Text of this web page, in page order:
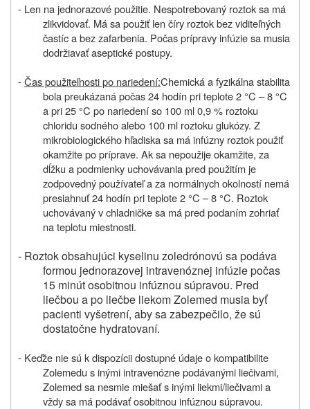
- Len na jednorazové použitie. Nespotrebovaný roztok sa má
zlikvidovať. Má sa použiť len číry roztok bez viditeľných
častíc a bez zafarbenia. Počas prípravy infúzie sa musia
dodržiavať aseptické postupy.
-Čas použiteľnosti po nariedení:Chemická a fyzikálna stabilita
bola preukázaná počas 24 hodín pri teplote 2 °C – 8 °C
a pri 25 °C po nariedení so 100 ml 0,9 % roztoku
chloridu sodného alebo 100 ml roztoku glukózy. Z
mikrobiologického hľadiska sa má infúzny roztok použiť
okamžite po príprave. Ak sa nepoužije okamžite, za
dĺžku a podmienky uchovávania pred použitím je
zodpovedný používateľ a za normálnych okolností nemá
presiahnuť 24 hodín pri teplote 2 °C – 8 °C. Roztok
uchovávaný v chladničke sa má pred podaním zohriať
na teplotu miestnosti.
- Roztok obsahujúci kyselinu zoledrónovú sa podáva
formou jednorazovej intravenóznej infúzie počas
15 minút osobitnou infúznou súpravou. Pred
liečbou a po liečbe liekom Zolemed musia byť
pacienti vyšetrení, aby sa zabezpečilo, že sú
dostatočne hydratovaní.
- Keďže nie sú k dispozícii dostupné údaje o kompatibilite
Zolemedu s inými intravenózne podávanými liečivami,
Zolemed sa nesmie miešať s inými liekmi/liečivami a
vždy sa má podávať osobitnou infúznou súpravou.